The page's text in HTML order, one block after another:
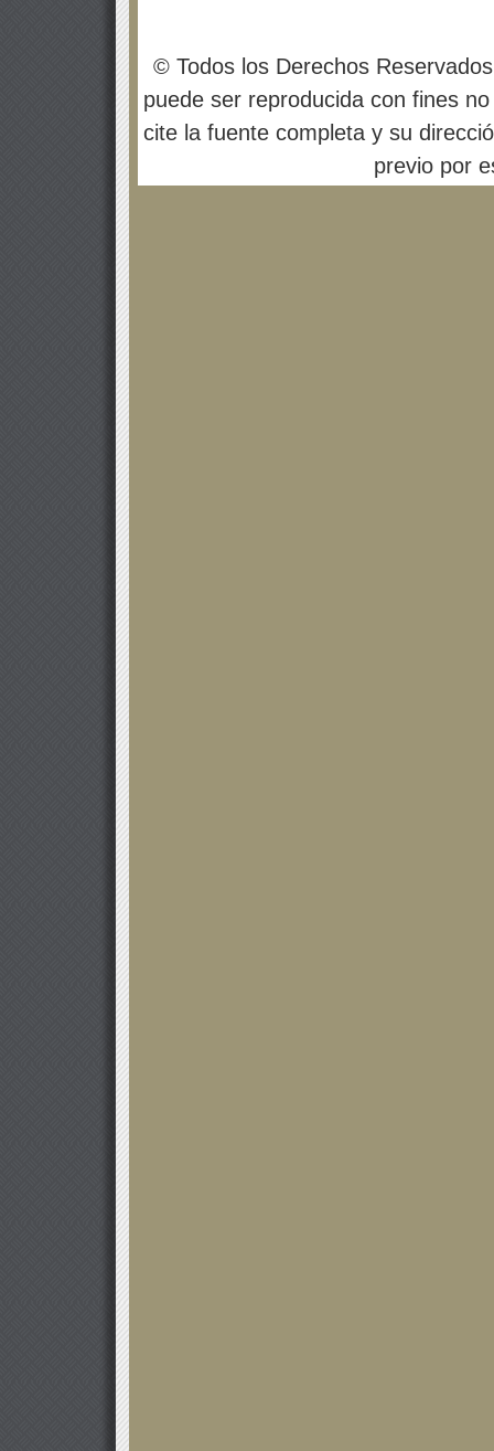
© Todos los Derechos
puede ser reproducida con fines
cite la fuente completa y su
previo por